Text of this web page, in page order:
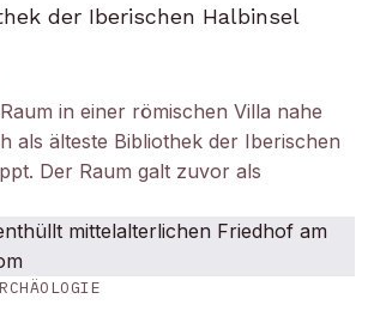
der Iberischen Halbinsel
in einer römischen Villa nahe
als älteste Bibliothek der Iberischen
Der Raum galt zuvor als